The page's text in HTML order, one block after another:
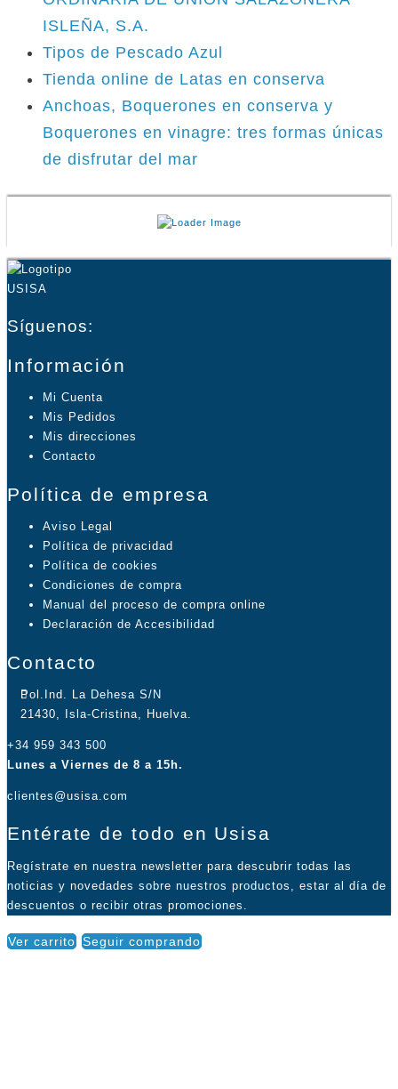
ISLEÑA, S.A.
Tipos de Pescado Azul
Tienda online de Latas en conserva
Anchoas, Boquerones en conserva y
Boquerones en vinagre: tres formas únicas
de disfrutar del mar
Síguenos:
Información
Mi Cuenta
Mis Pedidos
Mis direcciones
Contacto
Política de empresa
Aviso Legal
Política de privacidad
Política de cookies
Condiciones de compra
Manual del proceso de compra online
Declaración de Accesibilidad
Contacto
Pol.Ind. La Dehesa S/N
21430, Isla-Cristina, Huelva.
+34 959 343 500
Lunes a Viernes de 8 a 15h.
clientes@usisa.com
Entérate de todo en Usisa
Regístrate en nuestra newsletter para descubrir todas las
noticias y novedades sobre nuestros productos, estar al día de
descuentos o recibir otras promociones.
Ver carrito Seguir comprando